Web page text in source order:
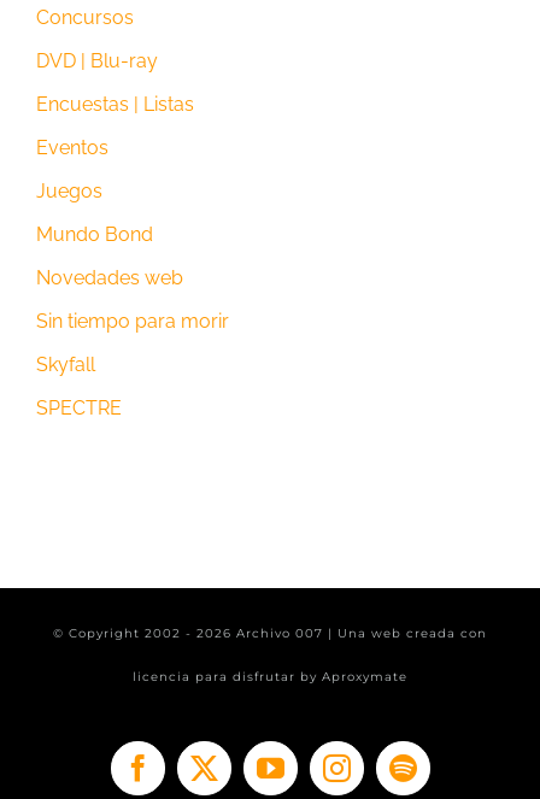
Concursos
DVD | Blu-ray
Encuestas | Listas
Eventos
Juegos
Mundo Bond
Novedades web
Sin tiempo para morir
Skyfall
SPECTRE
© Copyright 2002 - 2026 Archivo 007 | Una web creada con
licencia para disfrutar by Aproxymate
Facebook
X YouTubeInstagramSpotify